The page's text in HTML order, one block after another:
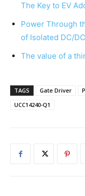
The Key to EV
Power Through
of Isolated DC/
The value of a
TAGS Gate Driver
UCC14240-Q1